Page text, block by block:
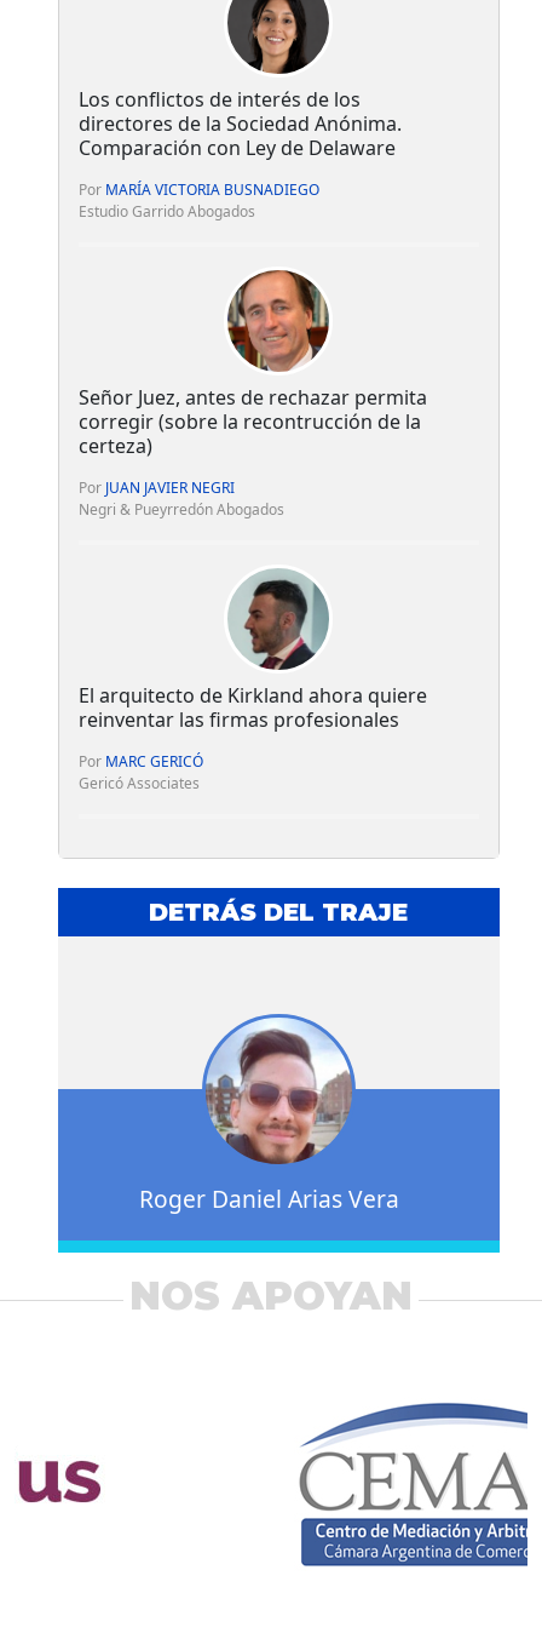
Los conflictos de interés de los
directores de la Sociedad Anónima.
Comparación con Ley de Delaware
Por MARÍA VICTORIA BUSNADIEGO
Estudio Garrido Abogados
Señor Juez, antes de rechazar permita
corregir (sobre la recontrucción de la
certeza)
Por JUAN JAVIER NEGRI
Negri & Pueyrredón Abogados
El arquitecto de Kirkland ahora quiere
reinventar las firmas profesionales
Por MARC GERICÓ
Gericó Associates
DETRÁS DEL TRAJE
Roger Daniel Arias Vera
NOS APOYAN